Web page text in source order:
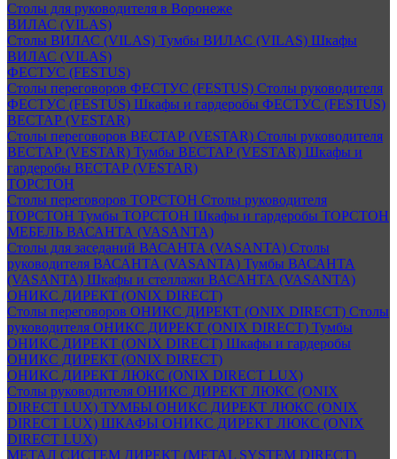
Столы для руководителя в Воронеже
ВИЛАС (VILAS)
Столы ВИЛАС (VILAS) Тумбы ВИЛАС (VILAS) Шкафы
ВИЛАС (VILAS)
ФЕСТУС (FESTUS)
Столы переговоров ФЕСТУС (FESTUS) Столы руководителя
ФЕСТУС (FESTUS) Шкафы и гардеробы ФЕСТУС (FESTUS)
ВЕСТАР (VESTAR)
Столы переговоров ВЕСТАР (VESTAR) Столы руководителя
ВЕСТАР (VESTAR) Тумбы ВЕСТАР (VESTAR) Шкафы и
гардеробы ВЕСТАР (VESTAR)
ТОРСТОН
Столы переговоров ТОРСТОН Столы руководителя
ТОРСТОН Тумбы ТОРСТОН Шкафы и гардеробы ТОРСТОН
МЕБЕЛЬ ВАСАНТА (VASANTA)
Столы для заседаний ВАСАНТА (VASANTA) Столы
руководителя ВАСАНТА (VASANTA) Тумбы ВАСАНТА
(VASANTA) Шкафы и стеллажи ВАСАНТА (VASANTA)
ОНИКС ДИРЕКТ (ONIX DIRECT)
Столы переговоров ОНИКС ДИРЕКТ (ONIX DIRECT) Столы
руководителя ОНИКС ДИРЕКТ (ONIX DIRECT) Тумбы
ОНИКС ДИРЕКТ (ONIX DIRECT) Шкафы и гардеробы
ОНИКС ДИРЕКТ (ONIX DIRECT)
ОНИКС ДИРЕКТ ЛЮКС (ONIX DIRECT LUX)
Столы руководителя ОНИКС ДИРЕКТ ЛЮКС (ONIX
DIRECT LUX) ТУМБЫ ОНИКС ДИРЕКТ ЛЮКС (ONIX
DIRECT LUX) ШКАФЫ ОНИКС ДИРЕКТ ЛЮКС (ONIX
DIRECT LUX)
МЕТАЛ СИСТЕМ ДИРЕКТ (METAL SYSTEM DIRECT)